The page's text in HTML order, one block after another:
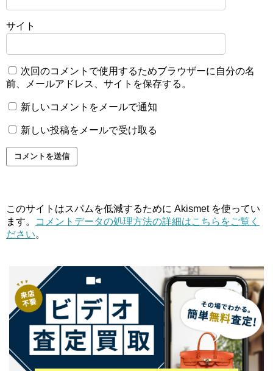
サイト
次回のコメントで使用するためブラウザーに自分の名
前、メールアドレス、サイトを保存する。
新しいコメントをメールで通知
新しい投稿をメールで受け取る
このサイトはスパムを低減するために Akismet を使ってい
ます。
コメントデータの処理方法の詳細はこちらをご覧く
ださい。